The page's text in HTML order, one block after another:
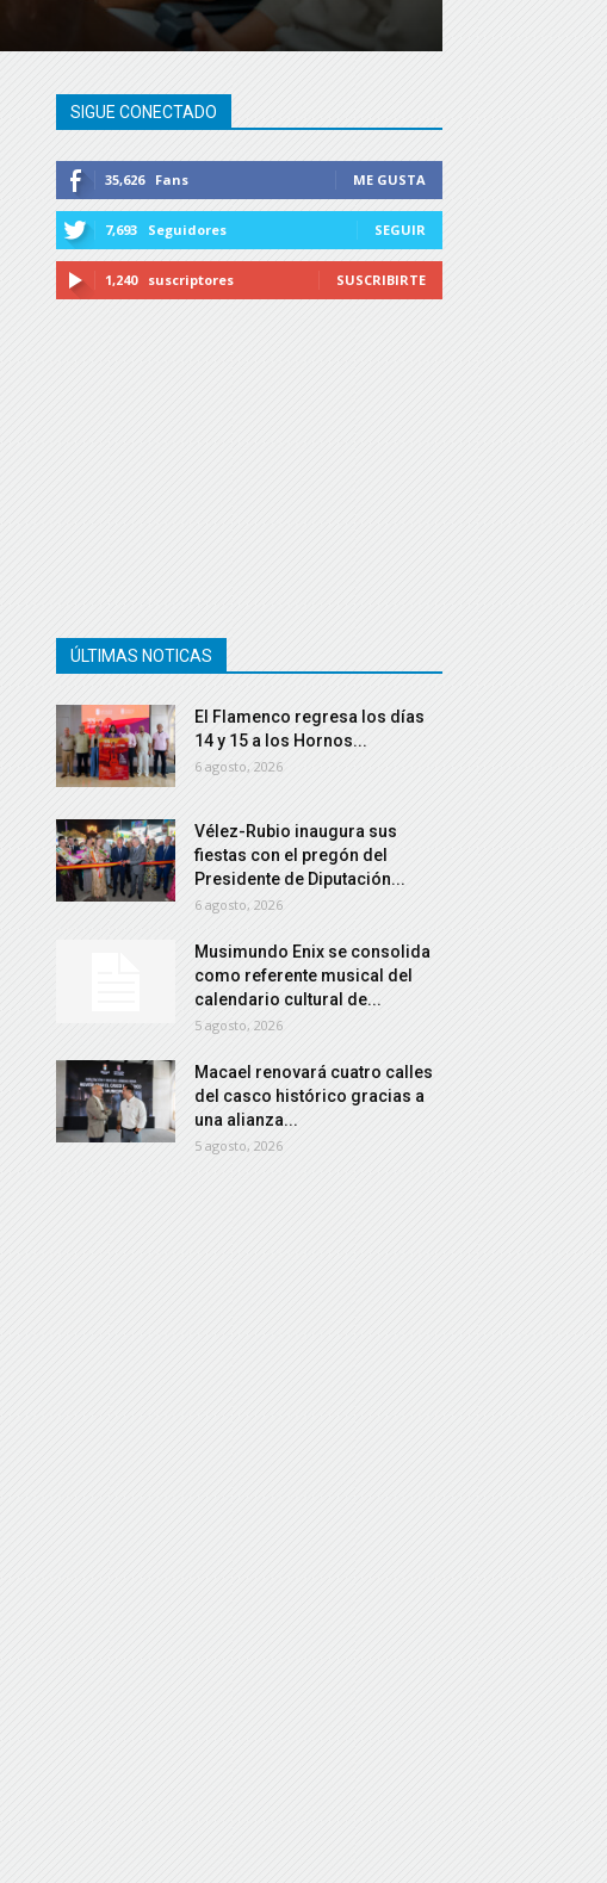
SIGUE CONECTADO
35,626 Fans ME GUSTA
7,693 Seguidores SEGUIR
1,240 suscriptores SUSCRIBIRTE
ÚLTIMAS NOTICAS
El Flamenco regresa los días
14 y 15 a los Hornos...
6 agosto, 2026
Vélez-Rubio inaugura sus
fiestas con el pregón del
Presidente de Diputación...
6 agosto, 2026
Musimundo Enix se consolida
como referente musical del
calendario cultural de...
5 agosto, 2026
Macael renovará cuatro calles
del casco histórico gracias a
una alianza...
5 agosto, 2026